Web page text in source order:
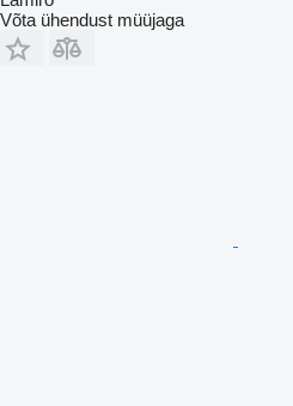
Võta ühendust müüjaga